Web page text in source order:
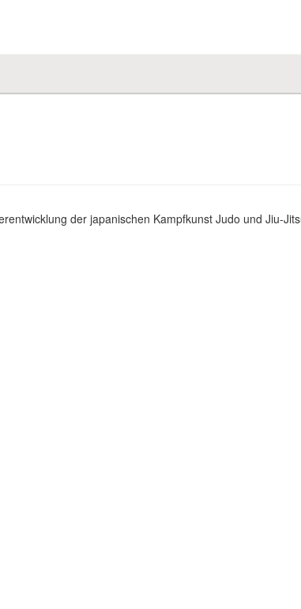
der japanischen Kampfkunst Judo und Jiu-